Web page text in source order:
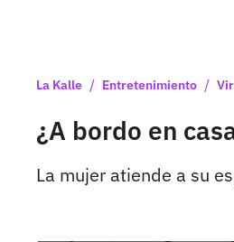
La Kalle / Entretenimiento /
¿A bordo en
La mujer atiende a su